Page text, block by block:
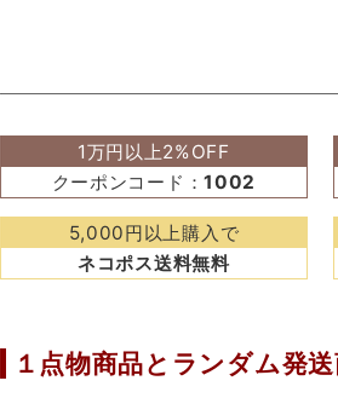
1万円以上2%OFF
クーポンコード：1002
5,000円以上購入で
ネコポス送料無料
１点物商品と ランダム発